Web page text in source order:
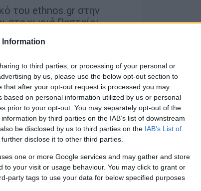
Information
to third parties, or processing of your personal or
by us, please use the below opt-out section to
that after your opt-out request is processed you may
based on personal information utilized by us or personal
prior to your opt-out. You may separately opt-out of the
by third parties on the IAB’s list of downstream
be disclosed by us to third parties on the IAB’s List of
disclose it to other third parties.
one or more Google services and may gather and store
to your visit or usage behaviour. You may click to grant or
party tags to use your data for below specified purposes
του ethnos.gr στην
στα χωριά Ραπταίοι,
18:26
Εύβοια: Γιατί ο
των κατοίκων είναι να
νέο Ελαιοχώρι που
τον χάρτη
οι φήμες που τρέχουν
και από τα ίδια τα
Ώρα